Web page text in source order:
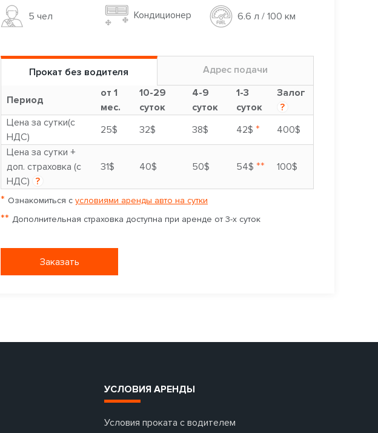
5 чел Кондиционер 6.6 л / 100 км
Прокат без водителя Адрес подачи
Период
от 1
мес.
10-29
суток
4-9
суток
1-3
суток
Залог
?
Цена за сутки(с
НДС)
25$ 32$ 38$ 42$ *
400$
Цена за сутки +
доп. страховка (с
НДС) ?
31$ 40$ 50$ 54$ ** 100$
* Ознакомиться с условиями аренды авто на сутки
** Дополнительная страховка доступна при аренде от 3-х суток
Заказать
УСЛОВИЯ АРЕНДЫ
Условия проката с водителем